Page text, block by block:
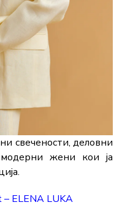
свечености, деловни
жени кои ја
– ELENA LUKA